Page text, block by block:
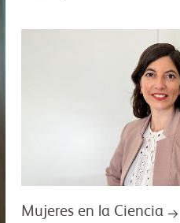
Mujeres en la Ciencia